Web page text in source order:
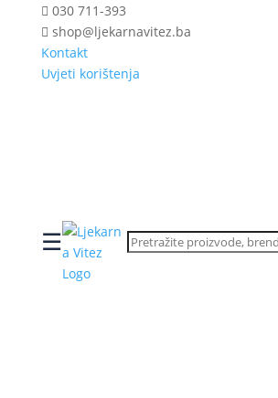
030 711-393
shop@ljekarnavitez.ba
Kontakt
Uvjeti korištenja
☰